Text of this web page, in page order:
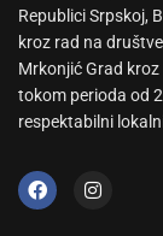
Republici Srpskoj,
kroz rad na
Mrkonjić Grad
tokom perioda od
respektabilni